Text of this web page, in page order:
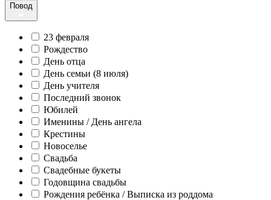
Повод
23 февраля
Рождество
День отца
День семьи (8 июля)
День учителя
Последний звонок
Юбилей
Именины / День ангела
Крестины
Новоселье
Свадьба
Свадебные букеты
Годовщина свадьбы
Рождения ребёнка / Выписка из роддома